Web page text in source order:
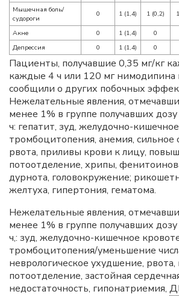
Мышечная боль/
судороги
0 1 (1,4) 1 (0,2)
Акне 0 1 (1,4) 0
Депрессия
0 1 (1,4) 0
Пациенты, получавшие 0,35 мг/кг
каждые 4 ч или 120 мг нимодипина
сообщили о других побочных
Нежелательные явления,
менее 1% в группе получавших
ч: гепатит, зуд, желудочно-
тромбоцитопения, анемия, сильное
рвота, приливы крови к лицу,
потоотделение, хрипы,
дурнота, головокружение;
желтуха, гипертония, гематома.
Нежелательные явления,
менее 1% в группе получавших
ч,: зуд, желудочно-кишечное
тромбоцитопения/уменьшение
неврологическое ухудшение,
потоотделение, застойная
недостаточность, гипонатриемия,